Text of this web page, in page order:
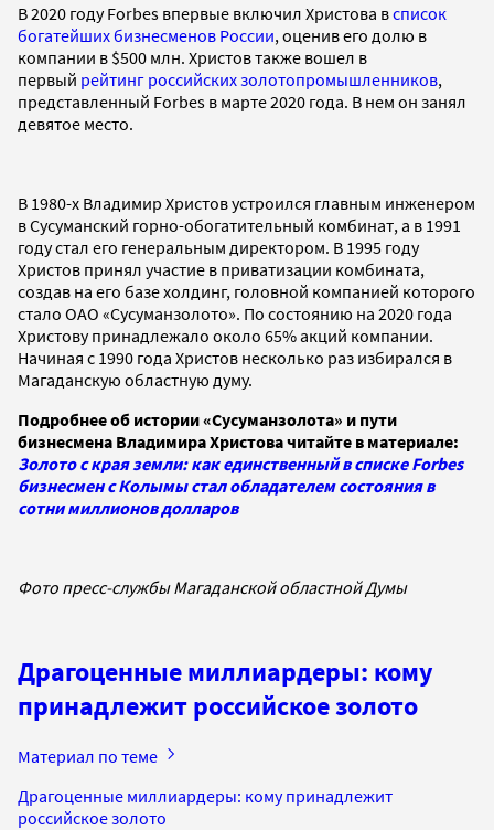
В 2020 году Forbes впервые включил Христова всписок
богатейших бизнесменов России, оценив его долю в
компании в $500 млн. Христов также вошел в
первый рейтинг российских золотопромышленников,
представленный Forbes в марте 2020 года. В нем он занял
девятое место.
В 1980-х Владимир Христов устроился главным инженером
в Сусуманский горно-обогатительный комбинат, а в 1991
году стал его генеральным директором. В 1995 году
Христов принял участие в приватизации комбината,
создав на его базе холдинг, головной компанией которого
стало ОАО «Сусуманзолото». По состоянию на 2020 года
Христову принадлежало около 65% акций компании.
Начиная с 1990 года Христов несколько раз избирался в
Магаданскую областную думу.
Подробнее об истории «Сусуманзолота» и пути
бизнесмена Владимира Христова читайте в материале:
Золото с края земли: как единственный в списке Forbes
бизнесмен с Колымы стал обладателем состояния в
сотни миллионов долларов
Фото пресс-службы Магаданской областной Думы
Драгоценные миллиардеры: кому
принадлежит российское золото
Материал по теме
Драгоценные миллиардеры: кому принадлежит
российское золото